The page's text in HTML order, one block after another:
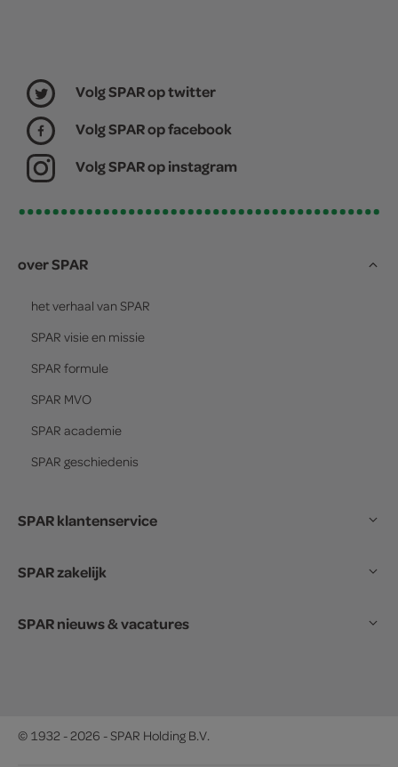
Volg SPAR op twitter
Volg SPAR op facebook
Volg SPAR op instagram
over SPAR
het verhaal van SPAR
SPAR visie en missie
SPAR formule
SPAR MVO
SPAR academie
SPAR geschiedenis
SPAR klantenservice
SPAR zakelijk
SPAR nieuws & vacatures
© 1932 - 2026 - SPAR Holding B.V.